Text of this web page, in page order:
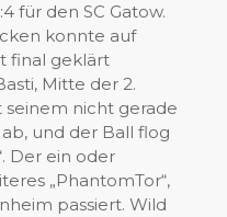
für den SC Gatow.
konnte auf
final geklärt
Mitte der 2.
seinem nicht gerade
und der Ball flog
Der ein oder
„PhantomTor“,
passiert. Wild